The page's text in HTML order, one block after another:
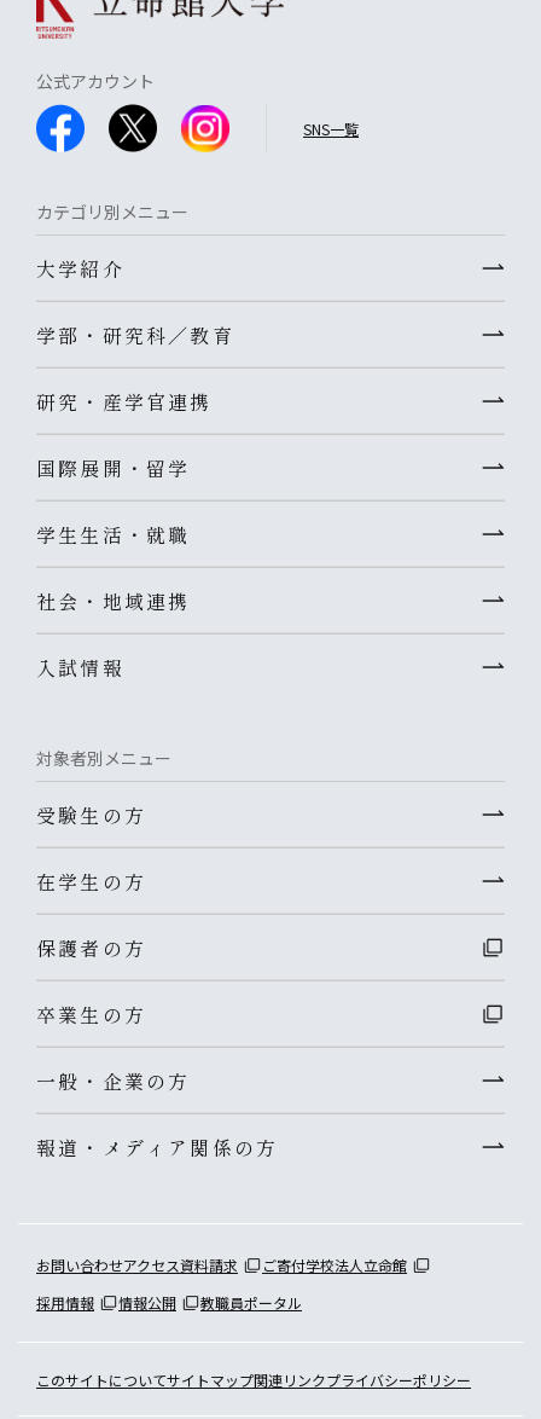
公式アカウント
SNS一覧
カテゴリ別メニュー
大学紹介
学部・研究科／教育
研究・産学官連携
国際展開・留学
学生生活・就職
社会・地域連携
入試情報
対象者別メニュー
受験生の方
在学生の方
保護者の方
卒業生の方
一般・企業の方
報道・メディア関係の方
お問い合わせアクセス資料請求 ご寄付学校法人立命館
採用情報
情報公開 教職員ポータル
このサイトについてサイトマップ関連リンクプライバシーポリシー